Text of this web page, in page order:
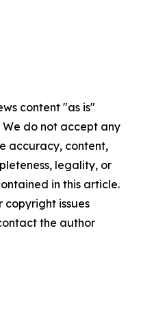
content "as is"
do not accept any
accuracy, content,
legality, or
in this article.
copyright issues
the author